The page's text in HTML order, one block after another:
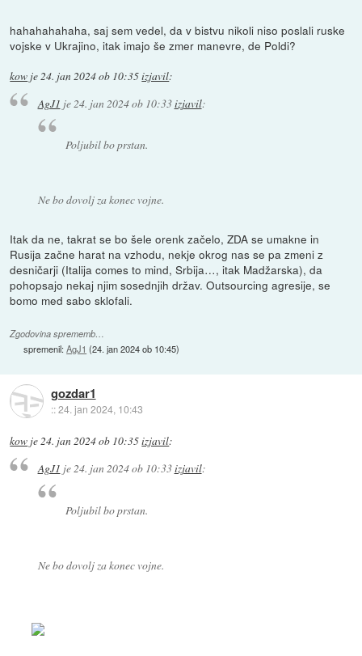
hahahahahaha, saj sem vedel, da v bistvu nikoli niso poslali ruske
vojske v Ukrajino, itak imajo še zmer manevre, de Poldi?
kow je24. jan 2024 ob 10:35izjavil:
AgJ1 je 24. jan 2024 ob 10:33izjavil:
Poljubil bo prstan.
Ne bo dovolj za konec vojne.
Itak da ne, takrat se bo šele orenk začelo, ZDA se umakne in
Rusija začne harat na vzhodu, nekje okrog nas se pa zmeni z
desničarji (Italija comes to mind, Srbija…, itak Madžarska), da
pohopsajo nekaj njim sosednjih držav. Outsourcing agresije, se
bomo med sabo sklofali.
Zgodovina sprememb…
spremenil:AgJ1 (24. jan 2024 ob 10:45)
gozdar1
::24. jan 2024, 10:43
kow je24. jan 2024 ob 10:35izjavil:
AgJ1 je24. jan 2024 ob 10:33izjavil:
Poljubil bo prstan.
Ne bo dovolj za konec vojne.